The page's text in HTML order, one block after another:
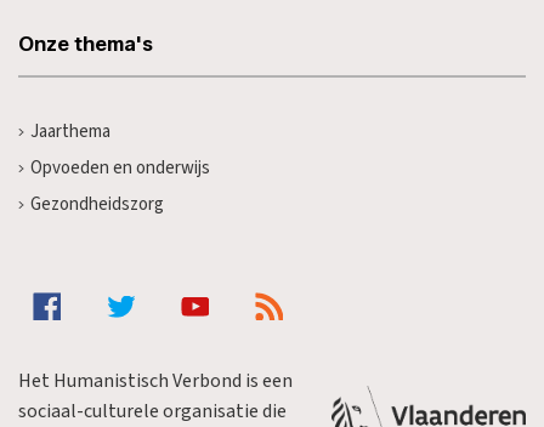
Onze thema's
Jaarthema
Opvoeden en onderwijs
Gezondheidszorg
Het Humanistisch Verbond is een
sociaal-culturele organisatie die